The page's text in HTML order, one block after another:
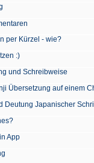
per Kürzel - wie?
:)
und Schreibweise
Übersetzung auf einem
Deutung Japanischer
App